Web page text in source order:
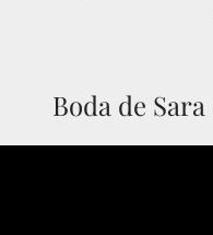
Boda de